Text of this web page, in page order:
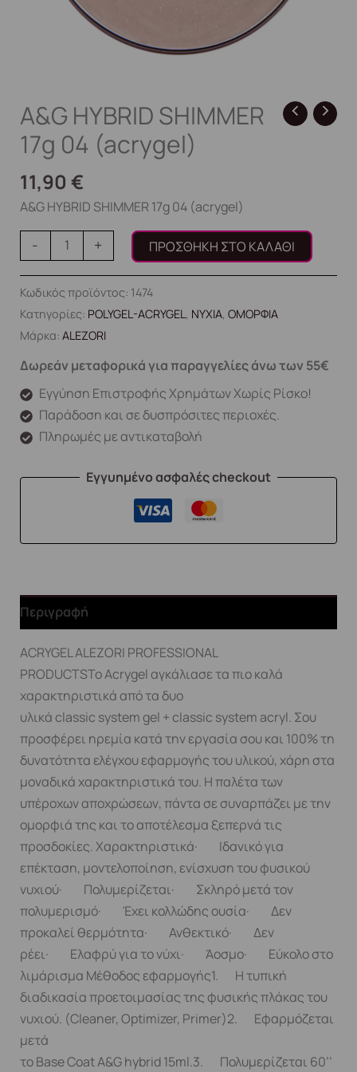
A&G HYBRID SHIMMER
17g 04 (acrygel)
11,90 €
A&G HYBRID SHIMMER 17g 04 (acrygel)
- + ΠΡΟΣΘΉΚΗ ΣΤΟ ΚΑΛΆΘΙ
Κωδικός προϊόντος: 1474
Κατηγορίες: POLYGEL-ACRYGEL , ΝΥΧΙΑ, ΟΜΟΡΦΙΑ
Μάρκα: ALEZORI
Δωρεάν μεταφορικά για παραγγελίες άνω των 55€
Εγγύηση Επιστροφής Χρημάτων Χωρίς Ρίσκο!
Παράδοση και σε δυσπρόσιτες περιοχές.
Πληρωμές με αντικαταβολή
Εγγυημένο ασφαλές checkout
Περιγραφή
ACRYGEL ALEZORI PROFESSIONAL
PRODUCTSTo Acrygel αγκάλιασε τα πιο καλά
χαρακτηριστικά από τα δυο
υλικά classic system gel + classic system acryl. Σου
προσφέρει ηρεμία κατά την εργασία σου και 100% τη
δυνατότητα ελέγχου εφαρμογής του υλικού, χάρη στα
μοναδικά χαρακτηριστικά του. Η παλέτα των
υπέροχων αποχρώσεων, πάντα σε συναρπάζει με την
ομορφιά της και το αποτέλεσμα ξεπερνά τις
προσδοκίες. Χαρακτηριστικά· Ιδανικό για
επέκταση, μοντελοποίηση, ενίσχυση του φυσικού
νυχιού· Πολυμερίζεται· Σκληρό μετά τον
πολυμερισμό· Έχει κολλώδης ουσία· Δεν
προκαλεί θερμότητα· Ανθεκτικό· Δεν
ρέει· Ελαφρύ για το νύχι· Άοσμο· Εύκολο στο
λιμάρισμα Μέθοδος εφαρμογής1. Η τυπική
διαδικασία προετοιμασίας της φυσικής πλάκας του
νυχιού. (Cleaner, Optimizer, Primer)2. Εφαρμόζεται
μετά
το Base Coat A&G hybrid 15ml.3. Πολυμερίζεται 60’’